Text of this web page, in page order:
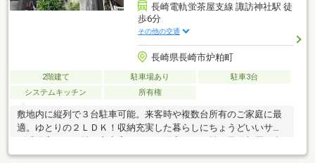
長崎電軌蛍茶屋支線 諏訪神社駅 徒
歩6分
その他の交通
長崎県長崎市炉粕町
2階建て 駐車場あり
駐車3台
システムキッチン
所有権
敷地内に縦列で３台駐車可能。来客時や複数台所有のご家庭に最
適。ゆとりの２ＬＤＫ！収納充実した暮らしにちょうどいいサイ
斎など♪長崎歴史文化博物館や桜町小学校などが近くにございま